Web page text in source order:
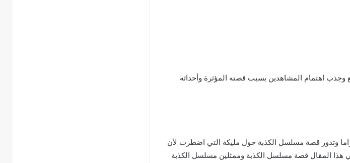
اهتمام المشاهدين بسبب قصته المؤثرة وأحداثه
وتدور قصة مسلسل الكذبة حول مليكة التي اضطرت لأن
المقال قصة مسلسل الكذبة وممثلين مسلسل الكذبة